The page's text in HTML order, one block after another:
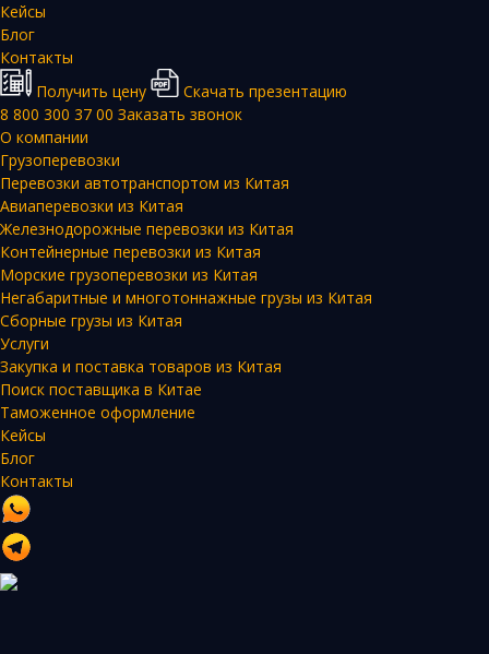
Кейсы
Блог
Контакты
Получить цену
Скачать презентацию
8 800 300 37 00 Заказать звонок
О компании
Грузоперевозки
Перевозки автотранспортом из Китая
Авиаперевозки из Китая
Железнодорожные перевозки из Китая
Контейнерные перевозки из Китая
Морские грузоперевозки из Китая
Негабаритные и многотоннажные грузы из Китая
Сборные грузы из Китая
Услуги
Закупка и поставка товаров из Китая
Поиск поставщика в Китае
Таможенное оформление
Кейсы
Блог
Контакты